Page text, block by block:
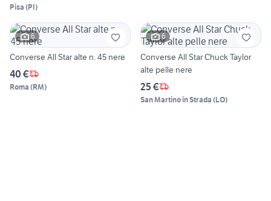
Pisa (PI)
6
Converse All Star alte n. 45 nere
40 €
Roma (RM)
6
Converse All Star Chuck Taylor
alte pelle nere
25 €
San Martino in Strada (LO)